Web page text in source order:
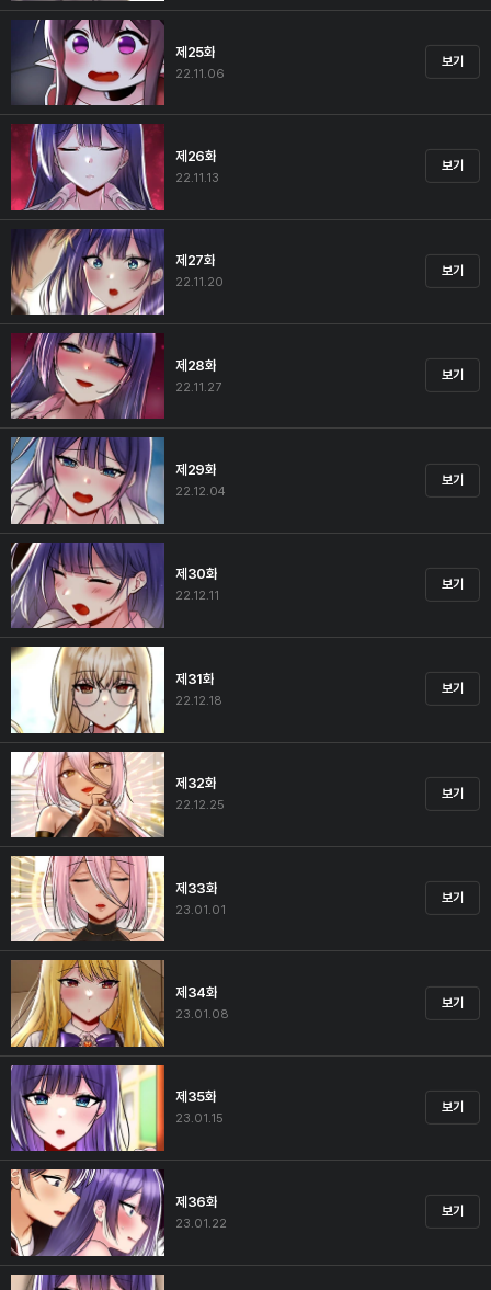
제25화
22.11.06
보기
제26화
22.11.13
보기
제27화
22.11.20
보기
제28화
22.11.27
보기
제29화
22.12.04
보기
제30화
22.12.11
보기
제31화
22.12.18
보기
제32화
22.12.25
보기
제33화
23.01.01
보기
제34화
23.01.08
보기
제35화
23.01.15
보기
제36화
23.01.22
보기